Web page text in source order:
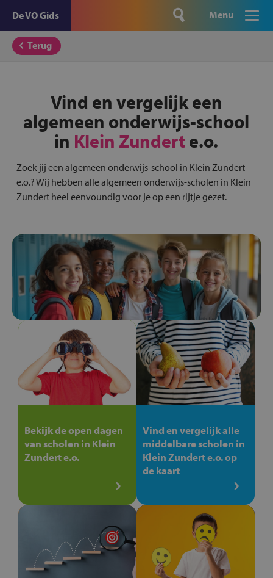
De VO Gids Menu
Terug
Vind en vergelijk een
algemeen onderwijs-school
in Klein Zundert e.o.
Zoek jij een algemeen onderwijs-school in Klein Zundert
e.o.? Wij hebben alle algemeen onderwijs-scholen in Klein
Zundert heel eenvoundig voor je op een rijtje gezet.
Bekijk de open dagen
van scholen in Klein
Zundert e.o.
Vind en vergelijk alle
middelbare scholen in
Klein Zundert e.o. op
de kaart